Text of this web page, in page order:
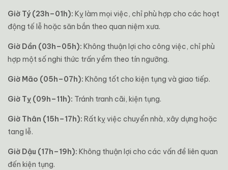
Giờ Tý (23h–01h): Kỵ làm mọi việc, chỉ phù hợp cho các hoạt
động tế lễ hoặc săn bắn theo quan niệm xưa.
Giờ Dần (03h–05h): Không thuận lợi cho công việc, chỉ phù
hợp một số nghi thức trấn yểm theo tín ngưỡng.
Giờ Mão (05h–07h): Không tốt cho kiện tụng và giao tiếp.
Giờ Tỵ (09h–11h): Tránh tranh cãi, kiện tụng.
Giờ Thân (15h–17h): Rất kỵ việc chuyển nhà, xây dựng hoặc
tang lễ.
Giờ Dậu (17h–19h): Không thuận lợi cho các vấn đề liên quan
đến kiện tụng.